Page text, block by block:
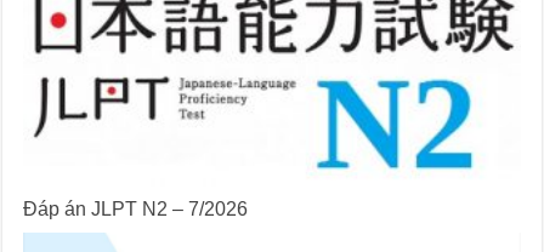
Đáp án JLPT N2 – 7/2026